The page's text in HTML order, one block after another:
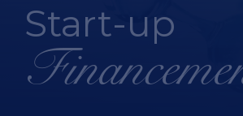
Start-up